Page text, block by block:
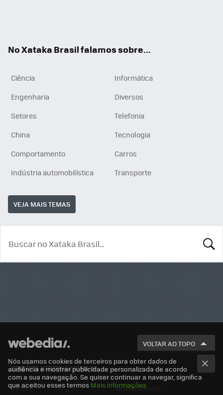
No Xataka Brasil falamos sobre...
Ciência
Informática
Engenharia
Diversos
Setores
Telefonia
China
Tecnologia
Comportamento
Carros
Indústria automobilística
Transporte
VEJA MAIS TEMAS
VOLTAR AO TOPO
EDIÇÕES INTERNACIONAIS
Xataka Xataka México
Nós usamos cookies de terceiros para obter dados de
audiência e mostrar publicidade personalizada de acordo
com a sua navegação. Se quiser continuar a navegar, significa
que aceitou esses termos Mais informações